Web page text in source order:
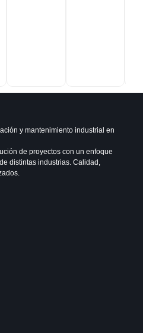
y mantenimiento industrial en
de proyectos con un enfoque
distintas industrias. Calidad,